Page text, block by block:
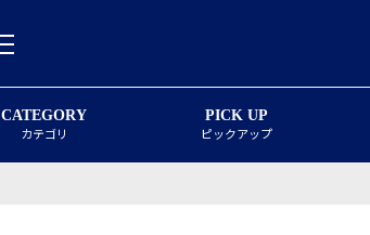
CATEGORY
カテゴリ
PICK UP
ピックアップ